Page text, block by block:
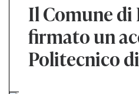
Il Comune di
firmato un
Politecnico